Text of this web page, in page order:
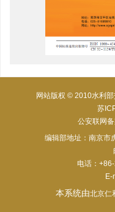
网站版权 © 2010水利
苏
公安联网
编辑部地址：南京市
电话：
E-
本系统由北京仁